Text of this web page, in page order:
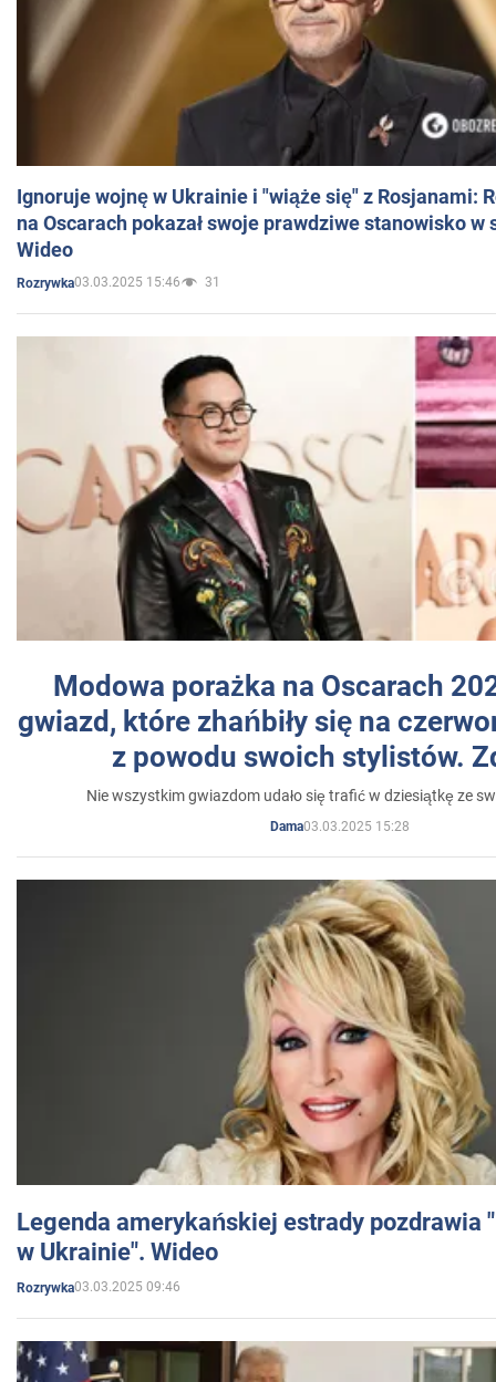
Ignoruje wojnę w Ukrainie i "wiąże się" z Rosjanami:
na Oscarach pokazał swoje prawdziwe stanowisko w
Wideo
Rozrywka03.03.2025 15:46 31
Modowa porażka na Oscarach
gwiazd, które zhańbiły się na
z powodu swoich stylistów.
Nie wszystkim gwiazdom udało się trafić w dziesiątkę ze
Dama03.03.2025 15:28
Legenda amerykańskiej estrady pozdrawia
w Ukrainie". Wideo
Rozrywka03.03.2025 09:46